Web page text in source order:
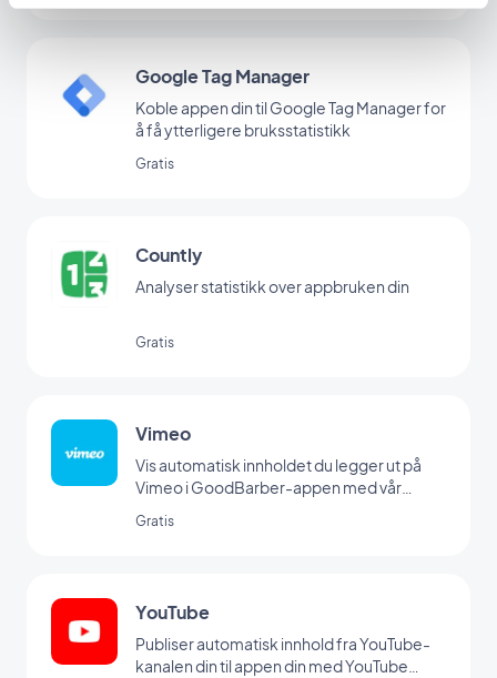
Google Tag Manager
Koble appen din til Google Tag Manager for
å få ytterligere bruksstatistikk
Gratis
Countly
Analyser statistikk over appbruken din
Gratis
Vimeo
Vis automatisk innholdet du legger ut på
Vimeo i GoodBarber-appen med vår
synkronisere innleggene dine i sanntid.
Gratis
YouTube
Publiser automatisk innhold fra YouTube-
kanalen din til appen din med YouTube